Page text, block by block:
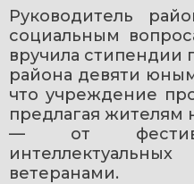
Руководитель
социальным
вручила стипендии
района девяти
что учреждение
предлагая жителям
— от
ветеранами.